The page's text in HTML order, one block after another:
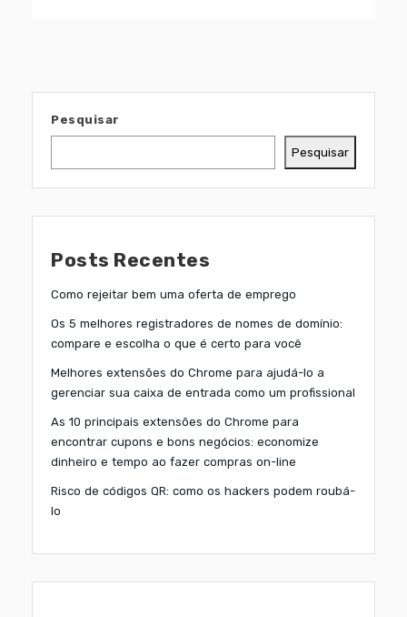
Pesquisar
Pesquisar
Posts Recentes
Como rejeitar bem uma oferta de emprego
Os 5 melhores registradores de nomes de domínio:
compare e escolha o que é certo para você
Melhores extensões do Chrome para ajudá-lo a
gerenciar sua caixa de entrada como um profissional
As 10 principais extensões do Chrome para
encontrar cupons e bons negócios: economize
dinheiro e tempo ao fazer compras on-line
Risco de códigos QR: como os hackers podem roubá-
lo